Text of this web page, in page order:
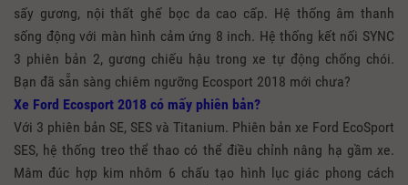
sấy gương, nội thất ghế bọc da cao cấp. Hệ thống âm thanh
sống động với màn hình cảm ứng 8 inch. Hệ thống kết nối SYNC
3 phiên bản 2, gương chiếu hậu trong xe tự động chống chói.
Bạn đã sẵn sàng chiêm ngưỡng Ecosport 2018 mới chưa?
Xe Ford Ecosport 2018 có mấy phiên bản?
Với 3 phiên bản SE, SES và Titanium. Phiên bản xe Ford EcoSport
SES, hệ thống treo thể thao có thể điều chỉnh nâng hạ gầm xe.
Mâm đúc hợp kim nhôm 6 chấu tạo hình lục giác phong cách